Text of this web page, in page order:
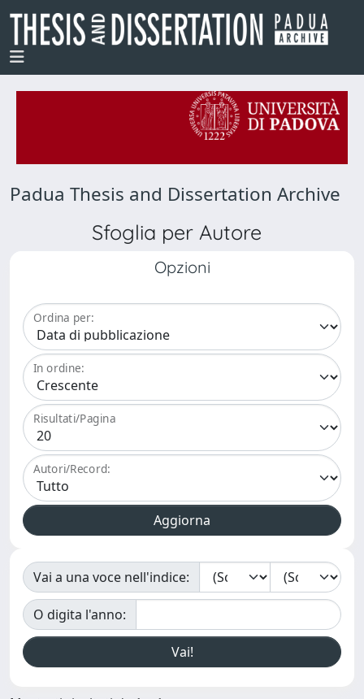
Padua Thesis and Dissertation Archive
Sfoglia per Autore
Opzioni
Ordina per:
In ordine:
Risultati/Pagina
Autori/Record:
Vai a una voce nell'indice:
O digita l'anno: